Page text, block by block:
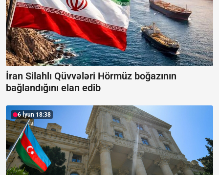
İran Silahlı Qüvvələri Hörmüz boğazının
bağlandığını elan edib
6 İyun 18:38